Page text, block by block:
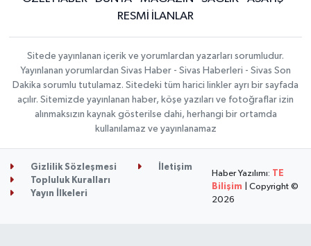
RESMİ İLANLAR
Sitede yayınlanan içerik ve yorumlardan yazarları sorumludur.
Yayınlanan yorumlardan Sivas Haber - Sivas Haberleri - Sivas Son
Dakika sorumlu tutulamaz. Sitedeki tüm harici linkler ayrı bir sayfada
açılır. Sitemizde yayınlanan haber, köşe yazıları ve fotoğraflar izin
alınmaksızın kaynak gösterilse dahi, herhangi bir ortamda
kullanılamaz ve yayınlanamaz
Gizlilik Sözleşmesi
İletişim
Topluluk Kuralları
Yayın İlkeleri
Haber Yazılımı: TE
Bilişim | Copyright ©
2026